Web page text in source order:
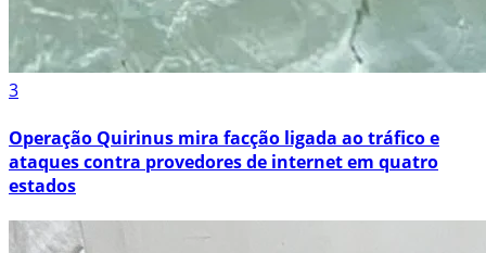
3
Operação Quirinus mira facção ligada ao tráfico e
ataques contra provedores de internet em quatro
estados